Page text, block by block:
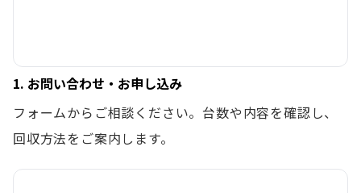
1. お問い合わせ・お申し込み
フォームからご相談ください。台数や内容を確認し、
回収方法をご案内します。